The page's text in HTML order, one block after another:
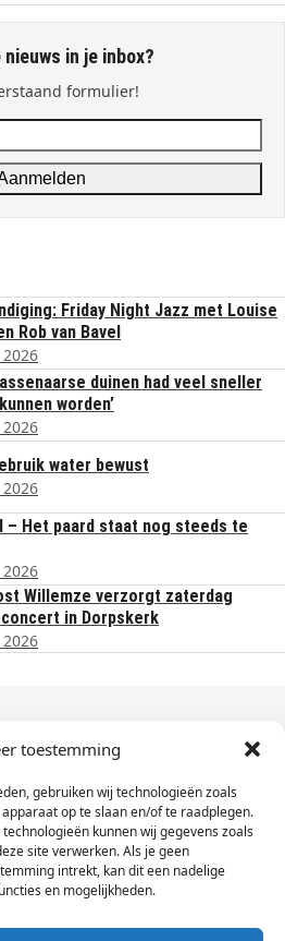
toestemming
gebruiken wij technologieën zoals
op te slaan en/of te raadplegen.
kunnen wij gegevens zoals
site verwerken. Als je geen
intrekt, kan dit een nadelige
en mogelijkheden.
in je inbox?
formulier!
Friday Night Jazz met Louise
Rob van Bavel
duinen had veel sneller
worden’
water bewust
– Het paard staat nog steeds te
Willemze verzorgt zaterdag
in Dorpskerk
nieuws in je e-mail?
Sign Up